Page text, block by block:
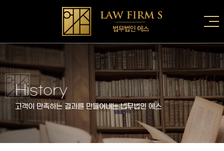
History
고객이 만족하는 결과를 만들어내는 법무법인 에스